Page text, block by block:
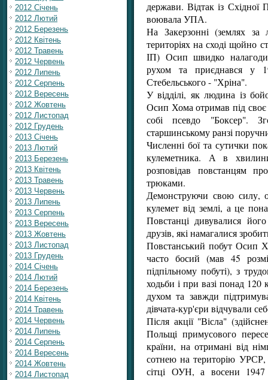
2012 Січень
2012 Лютий
2012 Березень
2012 Квітень
2012 Травень
2012 Червень
2012 Липень
2012 Серпень
2012 Вересень
2012 Жовтень
2012 Листопад
2012 Грудень
2013 Січень
2013 Лютий
2013 Березень
2013 Квітень
2013 Травень
2013 Червень
2013 Липень
2013 Серпень
2013 Вересень
2013 Жовтень
2013 Листопад
2013 Грудень
2014 Січень
2014 Лютий
2014 Березень
2014 Квітень
2014 Травень
2014 Червень
2014 Липень
2014 Серпень
2014 Вересень
2014 Жовтень
2014 Листопад
держави. Відтак із Східної
воювала УПА.
На Закерзонні (землях за
територіях на сході щойно
ІП) Осип швидко
рухом та приєднався у
Стебельського - "Хріна".
У відділі, як людина із
Осип Хома отримав під своє
собі псевдо "Боксер".
старшинському ранзі
Численні бої та сутички
кулеметника. А в
розповідав повстанцям
трюками.
Демонструючи свою силу,
кулемет від землі, а це
Повстанці дивувалися
друзів, які намагалися
Повстанський побут Осип
часто босий (мав 45
підпільному побуті), з
ходьби і при вазі понад
духом та завжди
дівчата-кур'єри відчували
Після акції "Вісла"
Польщі примусового
країни, на отримані від
сотнею на територію УРСР,
сітці ОУН, а восени